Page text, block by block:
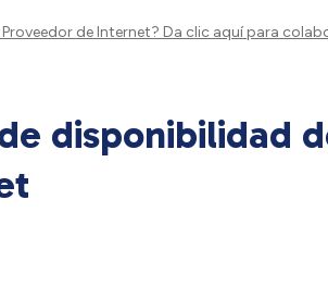
de Internet? Da clic aquípara
disponibilidad